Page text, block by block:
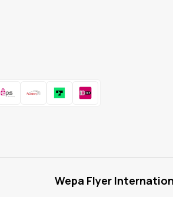
Wepa Flyer